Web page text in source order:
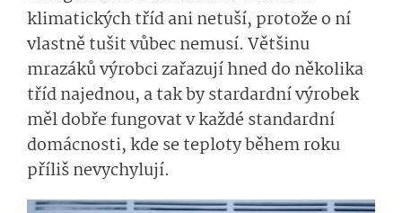
klimatických tříd ani netuší, protože o ní
vlastně tušit vůbec nemusí. Většinu
mrazáků výrobci zařazují hned do několika
tříd najednou, a tak by stardardní výrobek
měl dobře fungovat v každé standardní
domácnosti, kde se teploty během roku
příliš nevychylují.